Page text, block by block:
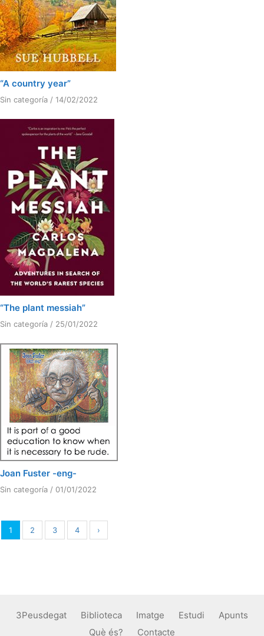
“A country year”
Sin categoría / 14/02/2022
“The plant messiah”
Sin categoría / 25/01/2022
Joan Fuster -eng-
Sin categoría / 01/01/2022
1 2 3 4 ›
3Peusdegat Biblioteca Imatge Estudi
Apunts
Què és?
Contacte